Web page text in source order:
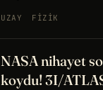
UZAY FIZIK
NASA nihayet
koydu! 3I/